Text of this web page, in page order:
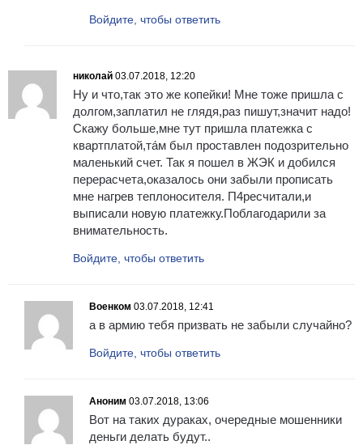
Войдите, чтобы ответить
николай 03.07.2018, 12:20
Ну и что,так это же копейки! Мне тоже пришла с
долгом,заплатил не глядя,раз пишут,значит надо!
Скажу больше,мне тут пришла платежка с
квартплатой,та́м был проставлен подозрительно
маленький счет. Так я пошел в ЖЭК и добился
перерасчета,оказалось они забыли прописать
мне нагрев теплоносителя. П4ресчитали,и
выписали новую платежку.Поблагодарили за
внимательность.
Войдите, чтобы ответить
Военком 03.07.2018, 12:41
а в армию тебя призвать не забыли случайно?
Войдите, чтобы ответить
Аноним 03.07.2018, 13:06
Вот на таких дураках, очередные мошенники
деньги делать будут..